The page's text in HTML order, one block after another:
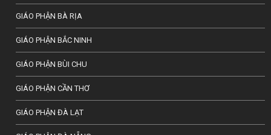
GIÁO PHẬN BÀ RỊA
GIÁO PHẬN BẮC NINH
GIÁO PHẬN BÙI CHU
GIÁO PHẬN CẦN THƠ
GIÁO PHẬN ĐÀ LẠT